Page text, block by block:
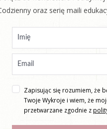
oraz serię maili
Zapisując się rozumiem, że
Twoje Wykroje i wiem, że
przetwarzane zgodnie z